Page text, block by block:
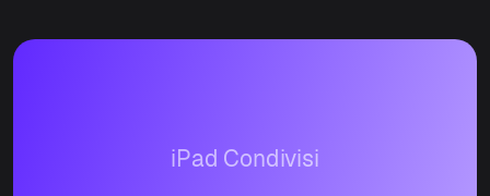
iPad Condivisi